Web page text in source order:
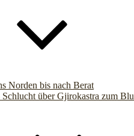
Norden bis nach Berat
über Gjirokastra zum